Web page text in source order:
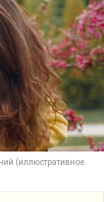
(иллюстративное